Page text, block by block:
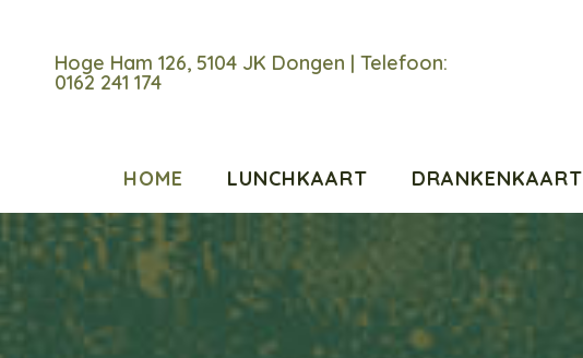
Hoge Ham 126, 5104 JK Dongen | Telefoon:
0162 241 174
HOME LUNCHKAART DRANKENKAART